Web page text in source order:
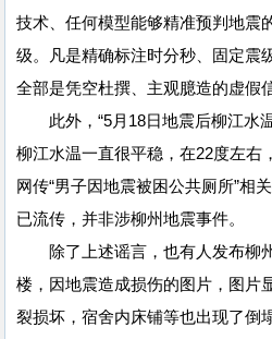
技术、任何模型能够精准预判地震
级。凡是精确标注时分秒、固定震
全部是凭空杜撰、主观臆造的虚假
此外，“5月18日地震后柳江水温
柳江水温一直很平稳，在22度左右
网传“男子因地震被困公共厕所”相
已流传，并非涉柳州地震事件。
除了上述谣言，也有人发布柳
楼，因地震造成损伤的图片，图片
裂损坏，宿舍内床铺等也出现了倒